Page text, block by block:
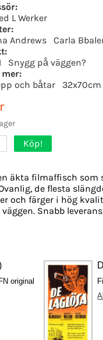
L Werker
Andrews
Carla
Snygg på väggen?
och båtar
32x70cm
Köp!
äkta filmaffisch som
Ovanlig, de flesta
och färger i hög
Snabb
original